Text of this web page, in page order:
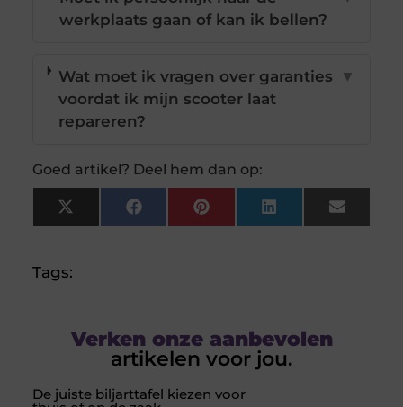
werkplaats gaan of kan ik bellen?
Wat moet ik vragen over garanties
voordat ik mijn scooter laat
repareren?
▼
Goed artikel? Deel hem dan op:
X
(Twitter)
FacebookPinterestLinkedInEmail
Tags:
Verken onze aanbevolen
artikelen voor jou.
De juiste biljarttafel kiezen voor